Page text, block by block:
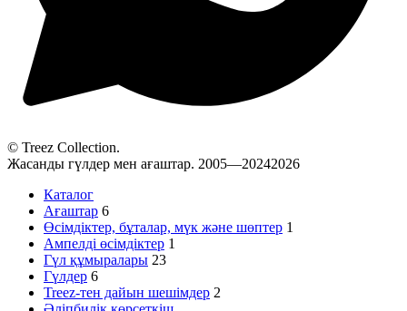
© Treez Collection.
Жасанды гүлдер мен ағаштар. 2005—20242026
Каталог
Ағаштар 6
Өсімдіктер, бұталар, мүк және шөптер 1
Ампелді өсімдіктер 1
Гүл құмыралары 23
Гүлдер 6
Treez-тен дайын шешімдер 2